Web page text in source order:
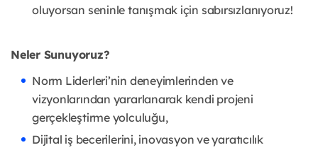
oluyorsan seninle tanışmak için sabırsızlanıyoruz!
Neler Sunuyoruz?
Norm Liderleri’nin deneyimlerinden ve
vizyonlarından yararlanarak kendi projeni
gerçekleştirme yolculuğu,
Dijital iş becerilerini, inovasyon ve yaratıcılık